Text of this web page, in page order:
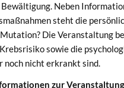
Neben
steht die
Die Veranstaltung
sowie die
noch nicht erkrankt sind.
zur